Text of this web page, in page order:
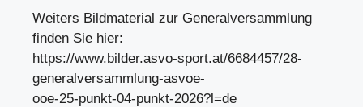
Weiters Bildmaterial zur Generalversammlung
finden Sie hier:
https://www.bilder.asvo-sport.at/6684457/28-
generalversammlung-asvoe-
ooe-25-punkt-04-punkt-2026?l=de